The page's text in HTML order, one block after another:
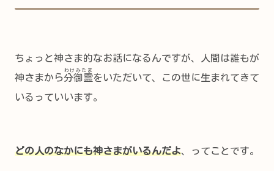
ちょっと神さま的なお話になるんですが、人間は誰もが
神さまから分御霊
わけみたま
をいただいて、この世に生まれてきて
いるっていいます。
どの人のなかにも神さまがいるんだよ、ってことです。